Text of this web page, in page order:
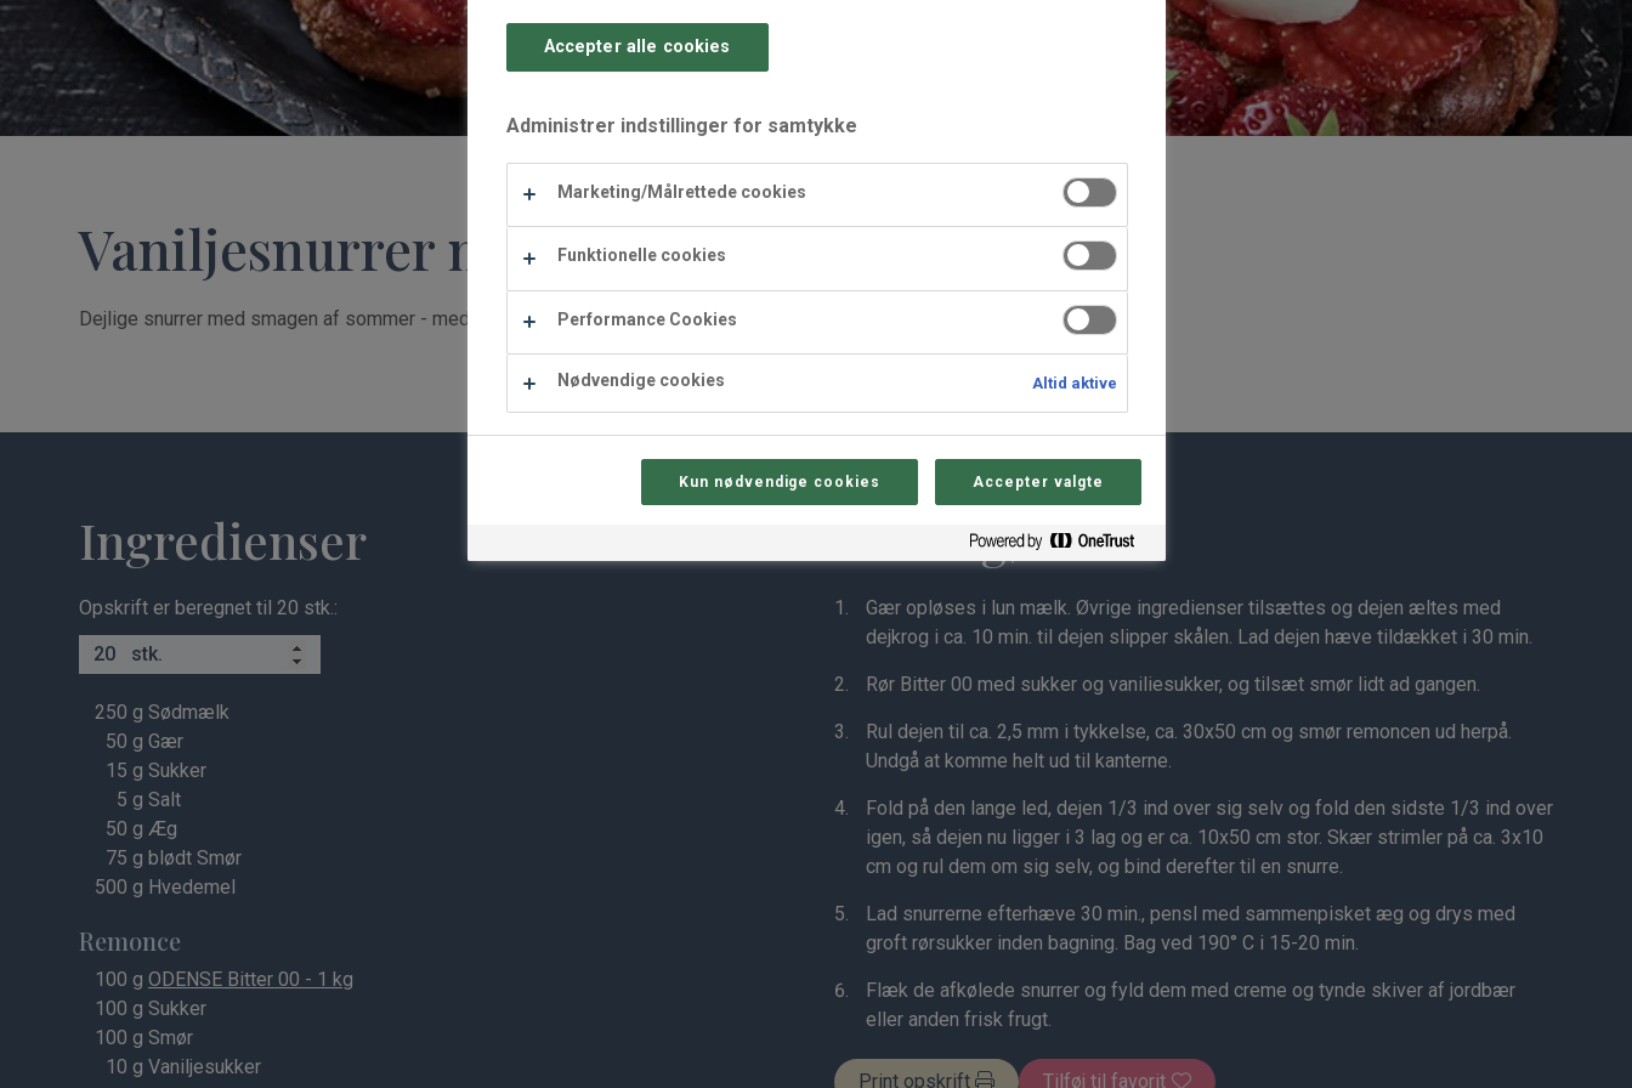
Vaniljesnurrer med creme og jordbær
Dejlige snurrer med smagen af sommer - med remonce, creme og friske jordbær. Anden frisk frugt kan også bruges.
Ingredienser
Opskrift er beregnet til 20 stk.:
stk.
250 g Sødmælk
50 g Gær
15 g Sukker
5 g Salt
50 g Æg
75 g blødt Smør
500 g Hvedemel
Remonce
100 g ODENSE Bitter 00 - 1 kg
100 g Sukker
100 g Smør
10 g Vaniljesukker
Sådan gør du
Gær opløses i lun mælk. Øvrige ingredienser tilsættes og dejen æltes med
dejkrog i ca. 10 min. til dejen slipper skålen. Lad dejen hæve tildækket i 30 min.
Rør Bitter 00 med sukker og vaniliesukker, og tilsæt smør lidt ad gangen.
Rul dejen til ca. 2,5 mm i tykkelse, ca. 30x50 cm og smør remoncen ud herpå.
Undgå at komme helt ud til kanterne.
Fold på den lange led, dejen 1/3 ind over sig selv og fold den sidste 1/3 ind over
igen, så dejen nu ligger i 3 lag og er ca. 10x50 cm stor. Skær strimler på ca. 3x10
cm og rul dem om sig selv, og bind derefter til en snurre.
Lad snurrerne efterhæve 30 min., pensl med sammenpisket æg og drys med
groft rørsukker inden bagning. Bag ved 190° C i 15-20 min.
Flæk de afkølede snurrer og fyld dem med creme og tynde skiver af jordbær
eller anden frisk frugt.
Print opskrift Tilføj til favorit
Waffle Supply
Accepter alle cookies
Administrer indstillinger for samtykke
Marketing/Målrettede cookies
Funktionelle cookies
Performance Cookies
Nødvendige cookies Altid aktive
Kun nødvendige cookies Accepter valgte